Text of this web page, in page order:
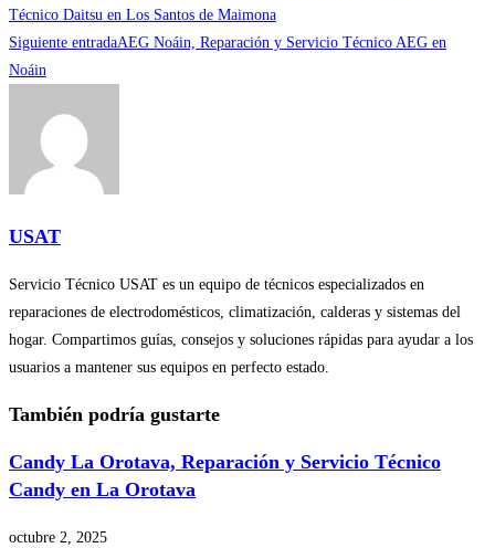
más
artículos
Técnico Daitsu en Los Santos de Maimona
Siguiente entradaAEG Noáin, Reparación y Servicio Técnico AEG en
Noáin
USAT
Servicio Técnico USAT es un equipo de técnicos especializados en
reparaciones de electrodomésticos, climatización, calderas y sistemas del
hogar. Compartimos guías, consejos y soluciones rápidas para ayudar a los
usuarios a mantener sus equipos en perfecto estado.
También podría gustarte
Candy La Orotava, Reparación y Servicio Técnico
Candy en La Orotava
octubre 2, 2025